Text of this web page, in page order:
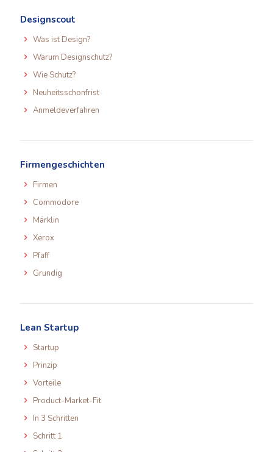
Designscout
Was ist Design?
Warum Designschutz?
Wie Schutz?
Neuheitsschonfrist
Anmeldeverfahren
Firmengeschichten
Firmen
Commodore
Märklin
Xerox
Pfaff
Grundig
Lean Startup
Startup
Prinzip
Vorteile
Product-Market-Fit
In 3 Schritten
Schritt 1